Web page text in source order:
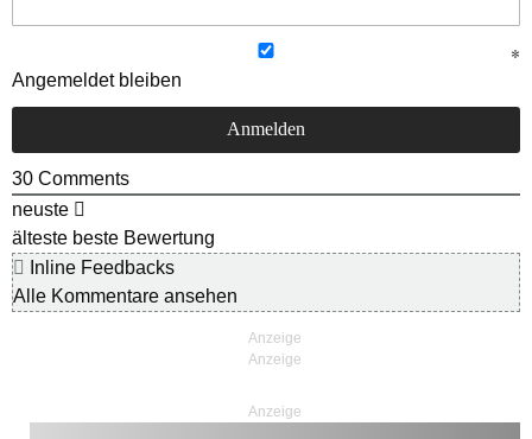
Angemeldet bleiben
30 Comments
neuste
älteste beste Bewertung
Inline Feedbacks
Alle Kommentare ansehen
Anzeige